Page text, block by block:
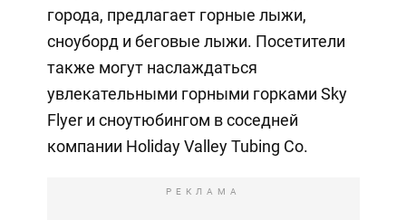
города, предлагает горные лыжи,
сноуборд и беговые лыжи. Посетители
также могут наслаждаться
увлекательными горными горками Sky
Flyer и сноутюбингом в соседней
компании Holiday Valley Tubing Co.
РЕКЛАМА